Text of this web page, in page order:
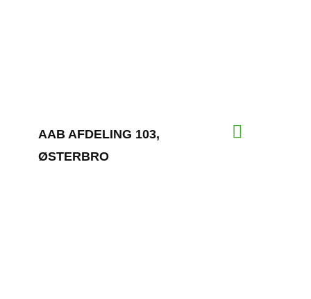
AAB AFDELING 103,
ØSTERBRO